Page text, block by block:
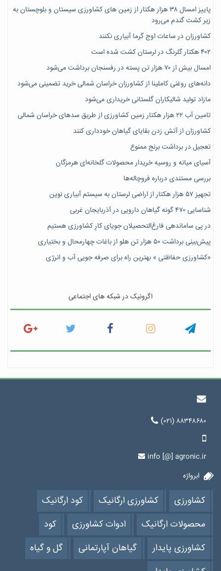
پاییز امسال ۳۸ هزار هکتار از زمین های کشاورزی سیستان و بلوچستان به
زیر کشت گندم می‌رود
کشاورزان در ساعات اوج گرما آبیاری نکنند
۴۰۲ هکتار گلرنگ در لرستان کشت شده است
امسال بیش از ۷۰ هزار تن پسته در رفسنجان برداشت می‌شود
دانه‌های روغنی کاملینا از کشاورزان خراسان شمالی خرید تضمینی می‌شود
مازاد تولید شالیکاران گلستانی خریداری می‌شود
تامین آب ۲۲ هزار هکتار زمین کشاورزی از طریق سدهای خراسان شمالی
کشاورزان از آتش زدن بقایای گیاهان خودداری کنند
تعجیل در برداشت برنج ممنوع
آسیای میانه و روسیه خریدار محصولات گلخانه‌ای هرمزگان
بررسی مستندی درباره فروچاله‌ها
تجهیز ۵۷ هزار هکتار از اراضی لرستان به سیستم آبیاری نوین
شناسایی ۴۷٠ گونه گیاهان دارویی در آذربایجان غربی
در پی ساماندهی فارغ‌التحصیلان جویای کارِ کشاورزی هستیم
پیش‎‌بینی برداشت ۵۰ هزار تن هلو از باغات چهارمحال و بختیاری
«کشاورزی حفاظتی » بهترین راه برای صرفه جویی آب و انرژی
اگرونیک در شبکه های اجتماعی
(۰۲۱) ۸۸۳۴۸۶۸۰
info [@] agronic.ir
ابرواژه
کشاورزی کشاورزی ارگانیک
کود ارگانیک
محصولات ارگانیک
ادوات کشاورزی
کود
کشاورزی پایدار
گیاهان آپارتمانی
گل و گیاه